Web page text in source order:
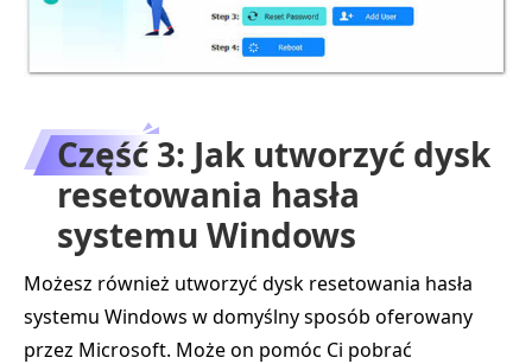
Część 3: Jak utworzyć dysk
resetowania hasła
systemu Windows
Możesz również utworzyć dysk resetowania hasła
systemu Windows w domyślny sposób oferowany
przez Microsoft. Może on pomóc Ci pobrać